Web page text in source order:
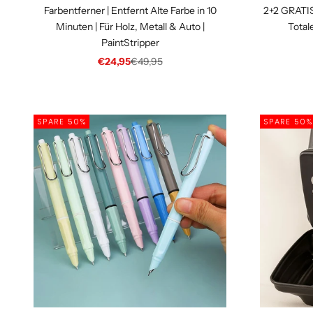
Farbentferner | Entfernt Alte Farbe in 10
Minuten | Für Holz, Metall & Auto |
PaintStripper
Angebot
€24,95Regulärer Preis
€49,95
2+2
SPARE 50% SPARE 50%